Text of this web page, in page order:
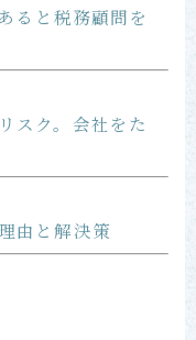
ると税務顧問を
スク。会社をた
由と解決策